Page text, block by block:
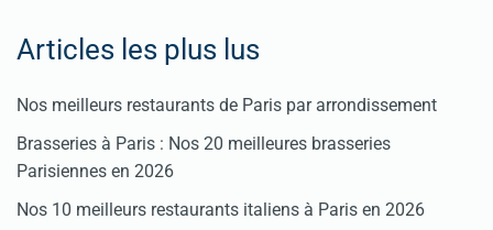
Articles les plus lus
Nos meilleurs restaurants de Paris par arrondissement
Brasseries à Paris : Nos 20 meilleures brasseries
Parisiennes en 2026
Nos 10 meilleurs restaurants italiens à Paris en 2026